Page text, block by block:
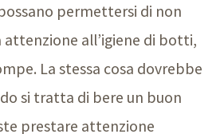
permettersi di non
attenzione all’igiene di botti,
La stessa cosa dovrebbe
si tratta di bere un buon
prestare attenzione